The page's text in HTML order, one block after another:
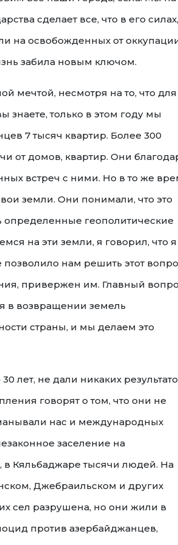
сделает все, что в его силах,
на освобожденных от
забила новым ключом.
мечтой, несмотря на то, что для
знаете, только в этом году мы
7 тысяч квартир. Более 300
от домов, квартир. Они
встреч с ними. Но в то же
земли. Они понимали, что это
определенные геополитические
на эти земли, я говорил, что я
нам решить этот
привержен им. Главный
в возвращении земель
страны, и мы делаем это
лет, не дали никаких
говорят о том, что они не
нас и международных
заселение на
в Кяльбаджаре тысячи людей. На
Джебраильском и других
сел разрушена, но они жили в
против азербайджанцев,